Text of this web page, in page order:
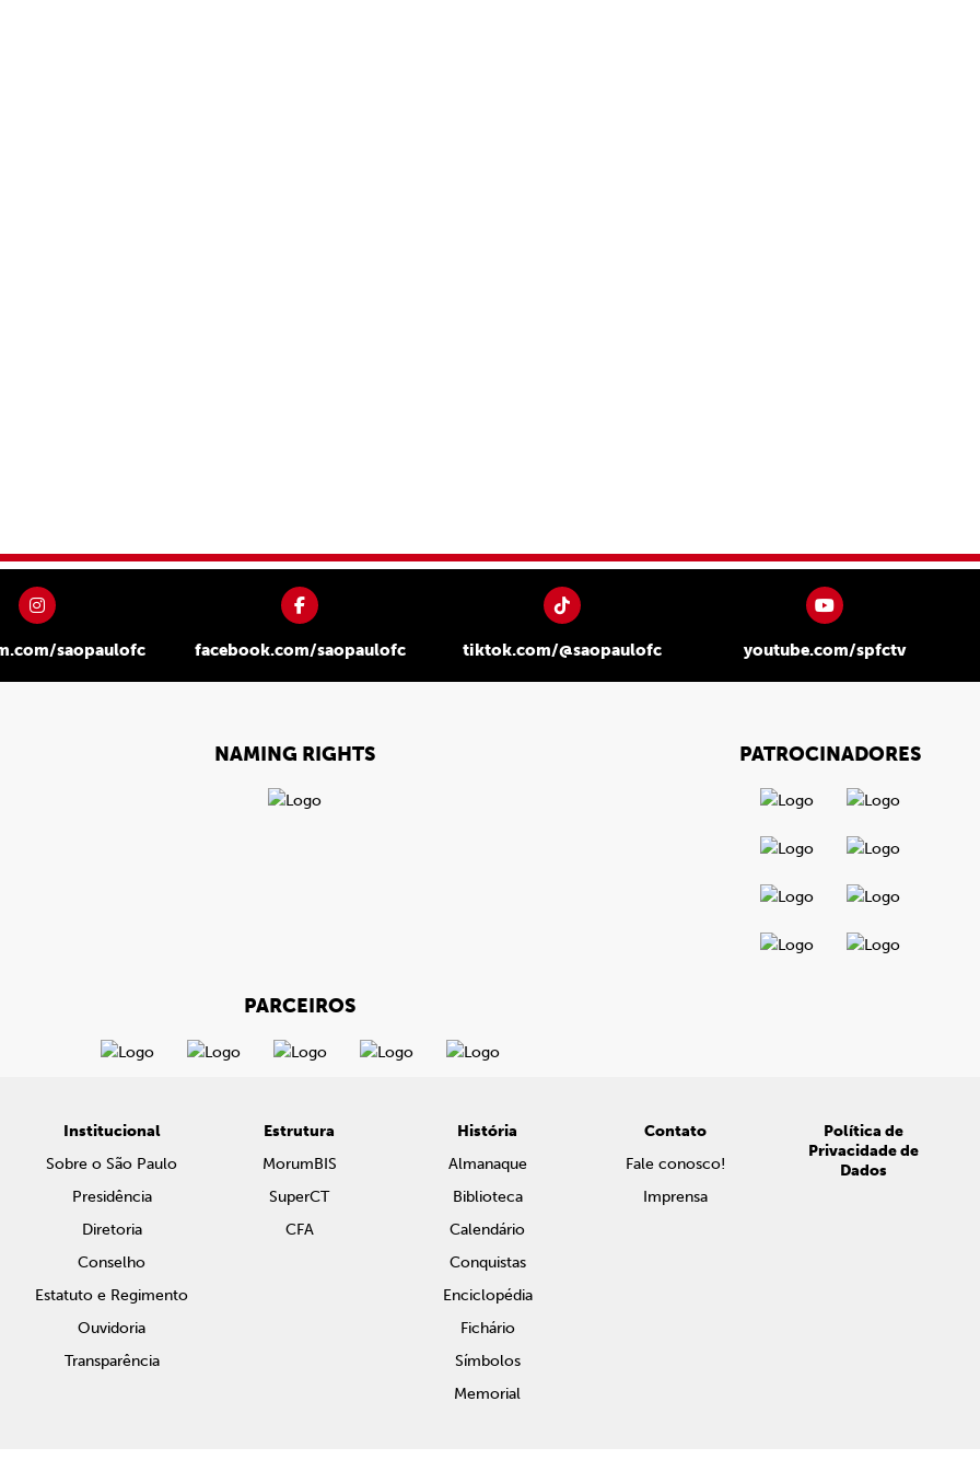
saopaulofc facebook.com/saopaulofc tiktok.com/@saopaulofc youtube.com/spfctv
NAMING RIGHTS PATROCINADORES
PARCEIROS
Institucional
Sobre o São Paulo
Presidência
Diretoria
Conselho
Estatuto e Regimento
Ouvidoria
Transparência
Estrutura
MorumBIS
SuperCT
CFA
História
Almanaque
Biblioteca
Calendário
Conquistas
Enciclopédia
Fichário
Símbolos
Memorial
Contato
Fale conosco!
Imprensa
Política de
Privacidade de
Dados